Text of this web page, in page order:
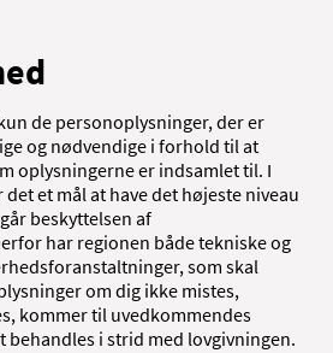
de personoplysninger, der er
og nødvendige i forhold til at
oplysningerne er indsamlet til. I
et mål at have det højeste niveau
beskyttelsen af
har regionen både tekniske og
som skal
om dig ikke mistes,
kommer til uvedkommendes
behandles i strid med lovgivningen.